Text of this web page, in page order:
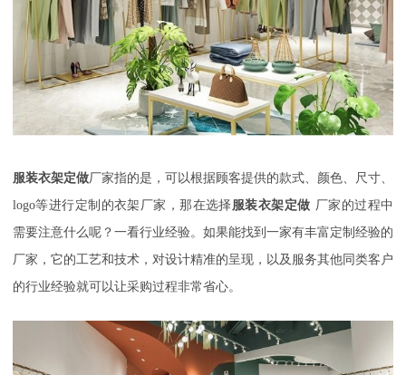
服装衣架定做厂家指的是，可以根据顾客提供的款式、颜色、尺寸、
logo等进行定制的衣架厂家，那在选择 服装衣架定做 厂家的过程中
需要注意什么呢？ 一看行业经验。如果能找到一家有丰富定制经验的
厂家，它的工艺和技术，对设计精准的呈现，以及服务其他同类客户
的行业经验就可以让采购过程非常省心。